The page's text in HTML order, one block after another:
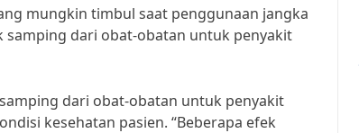
mungkin timbul saat penggunaan jangka
samping dari obat-obatan untuk penyakit
dari obat-obatan untuk penyakit
kesehatan pasien. “Beberapa efek